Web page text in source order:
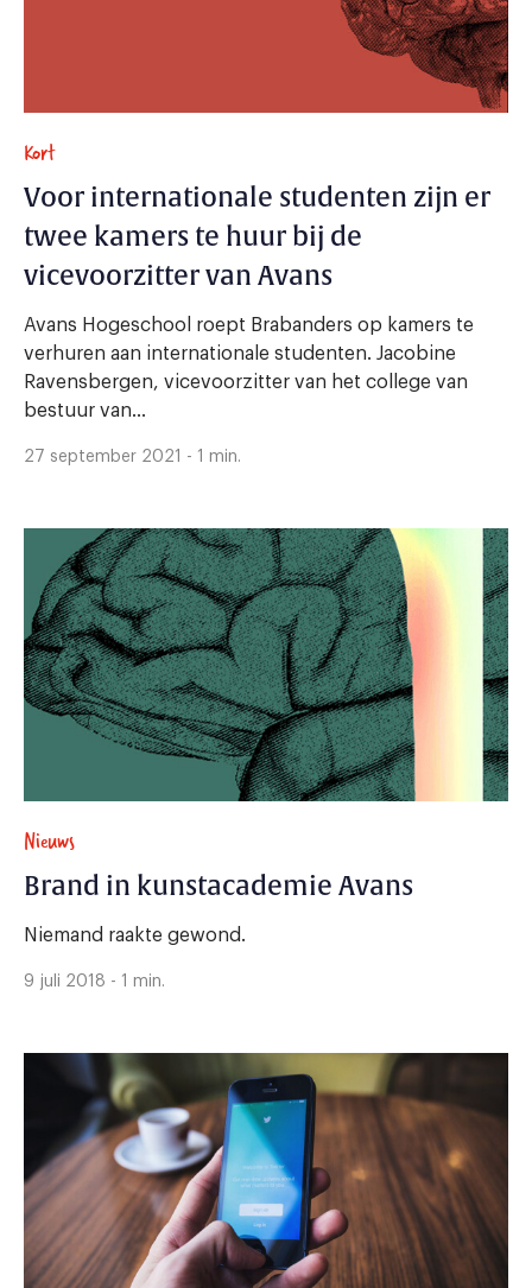
Kort
Voor internationale studenten zijn er
twee kamers te huur bij de
vicevoorzitter van Avans
Avans Hogeschool roept Brabanders op kamers te
verhuren aan internationale studenten. Jacobine
Ravensbergen, vicevoorzitter van het college van
bestuur van...
27 september 2021 - 1 min.
Nieuws
Brand in kunstacademie Avans
Niemand raakte gewond.
9 juli 2018 - 1 min.